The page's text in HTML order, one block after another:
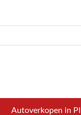
Autoverkopen in